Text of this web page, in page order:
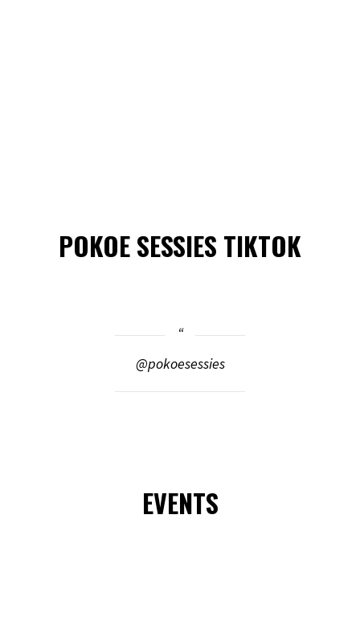
POKOE SESSIES TIKTOK
@pokoesessies
EVENTS